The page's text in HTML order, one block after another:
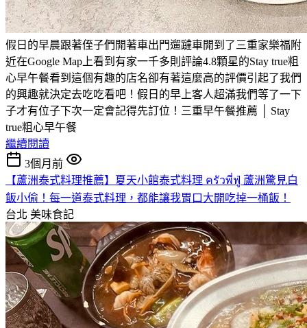
假日的早晨跟著侄子們開著車出門遛躂車開到了三重家樂福附
近在Google Map上看到有家一千多則評論4.8顆星的Stay true粗
心早午餐看到這個有趣的店名卻有著這麼高的評價引起了我們
的興趣就決定去吃吃看吧！假日的早上客人超滿我們等了一下
子才有位子下次一定會記得先訂位！三重早午餐推薦 │ Stay
true粗心早午餐
繼續閱讀
3個月前
【蘆洲泰式料理推薦】夏天小館泰式料理 ครัวพี่ฟู่ 蘆洲驚見白
飯小偷！每一道泰式料理，都能讓我胃口大開吃掉一桶飯！
台北 美味食記